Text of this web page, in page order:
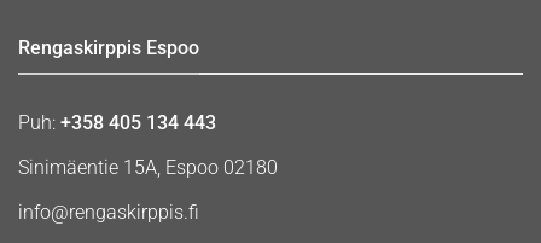
Rengaskirppis Espoo
Puh: +358 405 134 443
Sinimäentie 15A, Espoo 02180
info@rengaskirppis.fi